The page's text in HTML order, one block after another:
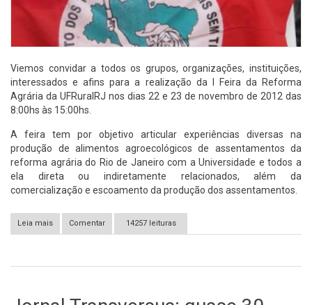
Viemos convidar a todos os grupos, organizações, instituições,
interessados e afins para a realização da I Feira da Reforma
Agrária da UFRuralRJ nos dias 22 e 23 de novembro de 2012 das
8:00hs às 15:00hs.
A feira tem por objetivo articular experiências diversas na
produção de alimentos agroecológicos de assentamentos da
reforma agrária do Rio de Janeiro com a Universidade e todos a
ela direta ou indiretamente relacionados, além da
comercialização e escoamento da produção dos assentamentos.
Leia mais sobre I Feira da Reforma Agrária da UFRuralRJ
Comentar 14257 leituras